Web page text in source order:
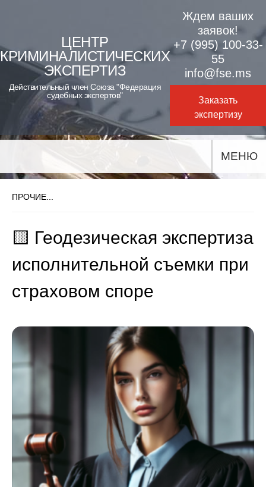
content
ЦЕНТР
КРИМИНАЛИСТИЧЕСКИХ
ЭКСПЕРТИЗ
Действительный член Союза "Федерация
судебных экспертов"
Ждем ваших
заявок!
+7 (995) 100-33-
55
info@fse.ms
Заказать
экспертизу
МЕНЮ
ПРОЧИЕ...
🟨 Геодезическая экспертиза
исполнительной съемки при
страховом споре